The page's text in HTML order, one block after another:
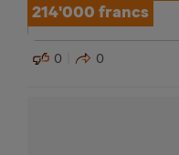
214'000 francs
0 0